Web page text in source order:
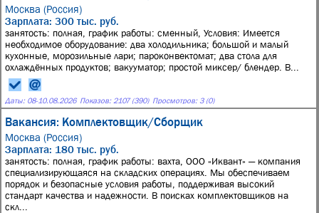
Москва (Россия)
Зарплата: 300 тыс. руб.
занятость: полная, график работы: сменный, Условия: Имеется
необходимое оборудование: два холодильника; большой и малый
кухонные, морозильные лари; пароконвектомат; два стола для
охлаждённых продуктов; вакууматор; простой миксер/ блендер. В...
Даты: 08-10.08.2026 Показов: 2107 (390) Просмотров: 3 (0)
Вакансия: Комплектовщик/Сборщик
Москва (Россия)
Зарплата: 180 тыс. руб.
занятость: полная, график работы: вахта, ООО «Иквант» — компания
специализирующаяся на складских операциях. Мы обеспечиваем
порядок и безопасные условия работы, поддерживая высокий
стандарт качества и надежности. В поисках комплектовщиков на
скл...